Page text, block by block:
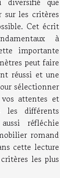
les critères
Cet écrit
à
importante
peut faire
réussi et une
sélectionner
attentes et
les différents
réfléchie
romand
cette lecture
les plus